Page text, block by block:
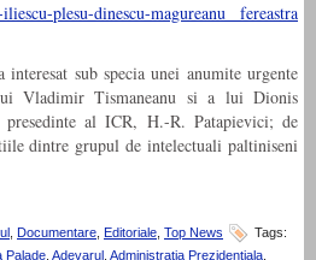
sub specia unei anumite urgente
Vladimir Tismaneanu si a lui Dionis
al ICR, H.-R. Patapievici; de
dintre grupul de intelectuali paltiniseni
Documentare Editoriale Top News
Tags:
Palade, Adevarul , Administratia Prezidentiala,